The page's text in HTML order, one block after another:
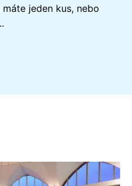
jeden kus, nebo